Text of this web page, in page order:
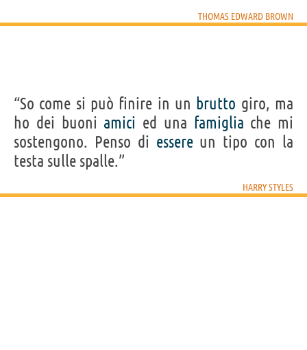
THOMAS EDWARD BROWN
“So come si può finire in un brutto giro, ma
ho dei buoni amici ed una famiglia che mi
sostengono. Penso di essereun tipo con la
testa sulle spalle.”
HARRY STYLES